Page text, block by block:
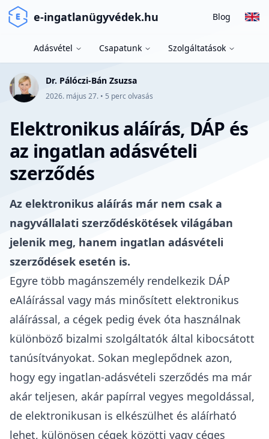
e-ingatlanügyvédek.hu Blog
Adásvétel Csapatunk Szolgáltatások
Dr. Pálóczi-Bán Zsuzsa
2026. május 27. • 5 perc olvasás
Elektronikus aláírás, DÁP és
az ingatlan adásvételi
szerződés
Az elektronikus aláírás már nem csak a
nagyvállalati szerződéskötések világában
jelenik meg, hanem ingatlan adásvételi
szerződések esetén is.
Egyre több magánszemély rendelkezik DÁP
eAláírással vagy más minősített elektronikus
aláírással, a cégek pedig évek óta használnak
különböző bizalmi szolgáltatók által kibocsátott
tanúsítványokat. Sokan meglepődnek azon,
hogy egy ingatlan-adásvételi szerződés ma már
akár teljesen, akár papírral vegyes megoldással,
de elektronikusan is elkészülhet és aláírható
lehet, különösen cégek közötti vagy céges